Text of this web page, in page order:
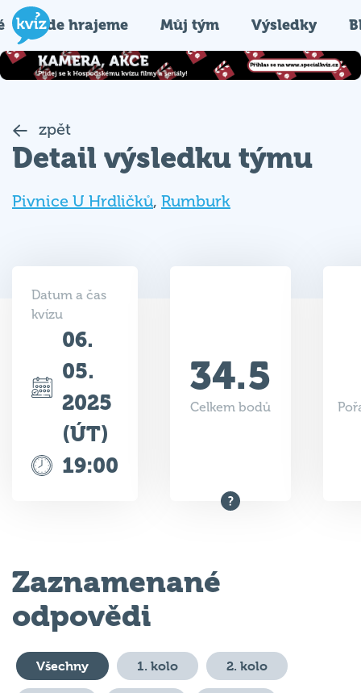
Kde hrajeme Můj tým Výsledky
zpět
Detail výsledku týmu
Pivnice U Hrdličků, Rumburk
Datum a čas
kvízu
06.
05.
2025
(ÚT)
19:00
34.5
Celkem bodů
Zaznamenané
odpovědi
Všechny 1. kolo 2. kolo